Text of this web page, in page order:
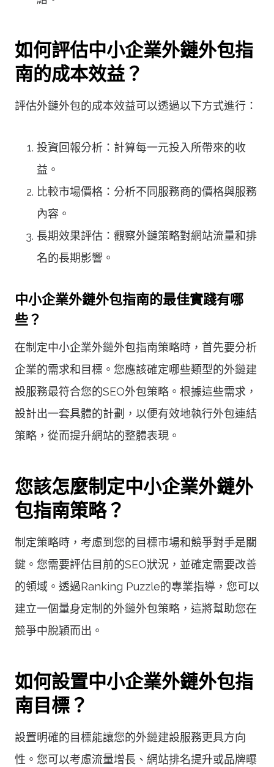
如何評估中小企業外鏈外包指
南的成本效益？
評估外鏈外包的成本效益可以透過以下方式進行：
投資回報分析：計算每一元投入所帶來的收
益。
比較市場價格：分析不同服務商的價格與服務
內容。
長期效果評估：觀察外鏈策略對網站流量和排
名的長期影響。
中小企業外鏈外包指南的最佳實踐有哪
些？
在制定中小企業外鏈外包指南策略時，首先要分析
企業的需求和目標。您應該確定哪些類型的外鏈建
設服務最符合您的SEO外包策略。根據這些需求，
設計出一套具體的計劃，以便有效地執行外包連結
策略，從而提升網站的整體表現。
您該怎麼制定中小企業外鏈外
包指南策略？
制定策略時，考慮到您的目標市場和競爭對手是關
鍵。您需要評估目前的SEO狀況，並確定需要改善
的領域。透過Ranking Puzzle的專業指導，您可以
建立一個量身定制的外鏈外包策略，這將幫助您在
競爭中脫穎而出。
如何設置中小企業外鏈外包指
南目標？
設置明確的目標能讓您的外鏈建設服務更具方向
性。您可以考慮流量增長、網站排名提升或品牌曝